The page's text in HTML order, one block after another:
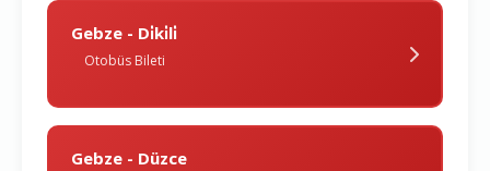
Gebze - Di̇ki̇li̇
Otobüs Bileti
Gebze - Düzce